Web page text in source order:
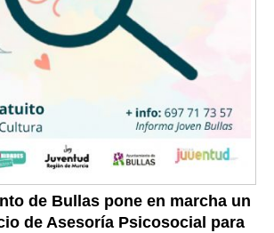
de Bullas pone en marcha un
de Asesoría Psicosocial para